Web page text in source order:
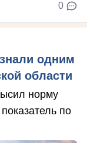
0
одним
области
норму
по